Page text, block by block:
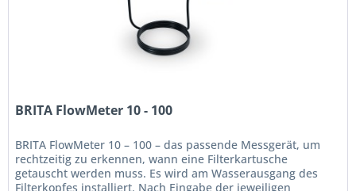
BRITA FlowMeter 10 - 100
BRITA FlowMeter 10 – 100 – das passende Messgerät, um
rechtzeitig zu erkennen, wann eine Filterkartusche
getauscht werden muss. Es wird am Wasserausgang des
Filterkopfes installiert. Nach Eingabe der jeweiligen